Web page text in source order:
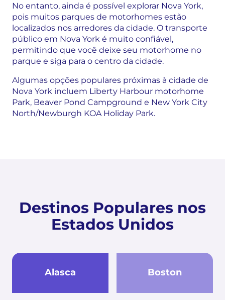
No entanto, ainda é possível explorar Nova York,
pois muitos parques de motorhomes estão
localizados nos arredores da cidade. O transporte
público em Nova York é muito confiável,
permitindo que você deixe seu motorhome no
parque e siga para o centro da cidade.
Algumas opções populares próximas à cidade de
Nova York incluem Liberty Harbour motorhome
Park, Beaver Pond Campground e New York City
North/Newburgh KOA Holiday Park.
Destinos Populares nos
Estados Unidos
Alasca Boston